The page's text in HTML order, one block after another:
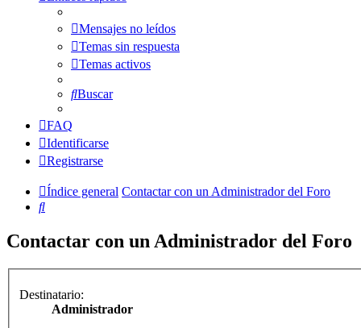
Mensajes no leídos
Temas sin respuesta
Temas activos
Buscar
FAQ
Identificarse
Registrarse
Índice general Contactar con un Administrador del Foro
Buscar
Contactar con un Administrador del Foro
Destinatario:
Administrador